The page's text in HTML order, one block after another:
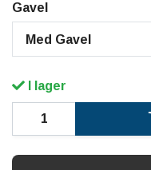
Gavel
Med Gavel
I lager